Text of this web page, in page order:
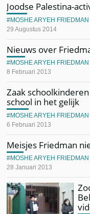
Joodse Palestina-
29 Augustus 2014
MOSHE ARYEH FRIEDMAN
Nieuws over
8 Februari 2013
MOSHE ARYEH FRIEDMAN
Zaak
school in het gelijk
6 Februari 2013
MOSHE ARYEH FRIEDMAN
Meisjes Friedman
28 Januari 2013
MOSHE ARYEH FRIEDMAN